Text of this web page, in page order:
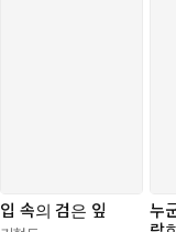
입 속의 검은 잎
누